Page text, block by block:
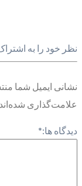
نظر خود را به
نشانی ایمیل شما
علامت‌گذاری شده‌اند
دیدگاه ها:*